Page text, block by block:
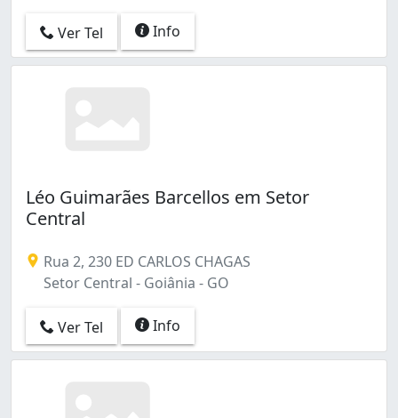
Ver Tel Info
Léo Guimarães Barcellos em Setor
Central
Rua 2, 230 ED CARLOS CHAGAS
Setor Central - Goiânia - GO
Ver Tel Info